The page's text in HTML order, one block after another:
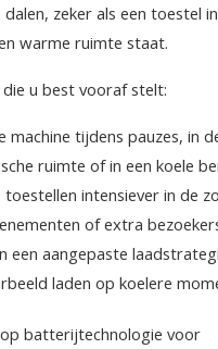
zeker als een toestel
warme ruimte staat.
u best vooraf stelt:
machine tijdens pauzes, in
ruimte of in een koele
toestellen intensiever in de
of extra
een aangepaste
laden op koelere
batterijtechnologie voor